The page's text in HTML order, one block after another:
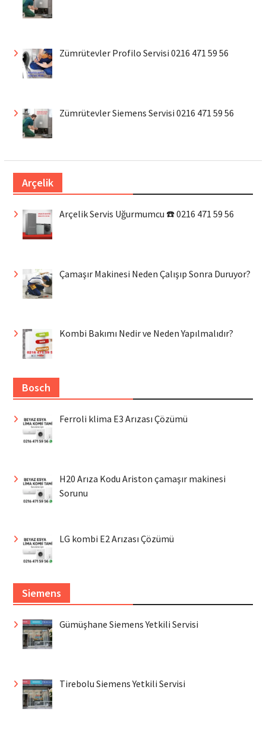
Zümrütevler Profilo Servisi 0216 471 59 56
Zümrütevler Siemens Servisi 0216 471 59 56
Arçelik
Arçelik Servis Uğurmumcu ☎️ 0216 471 59 56
Çamaşır Makinesi Neden Çalışıp Sonra Duruyor?
Kombi Bakımı Nedir ve Neden Yapılmalıdır?
Bosch
Ferroli klima E3 Arızası Çözümü
H20 Arıza Kodu Ariston çamaşır makinesi
Sorunu
LG kombi E2 Arızası Çözümü
Siemens
Gümüşhane Siemens Yetkili Servisi
Tirebolu Siemens Yetkili Servisi